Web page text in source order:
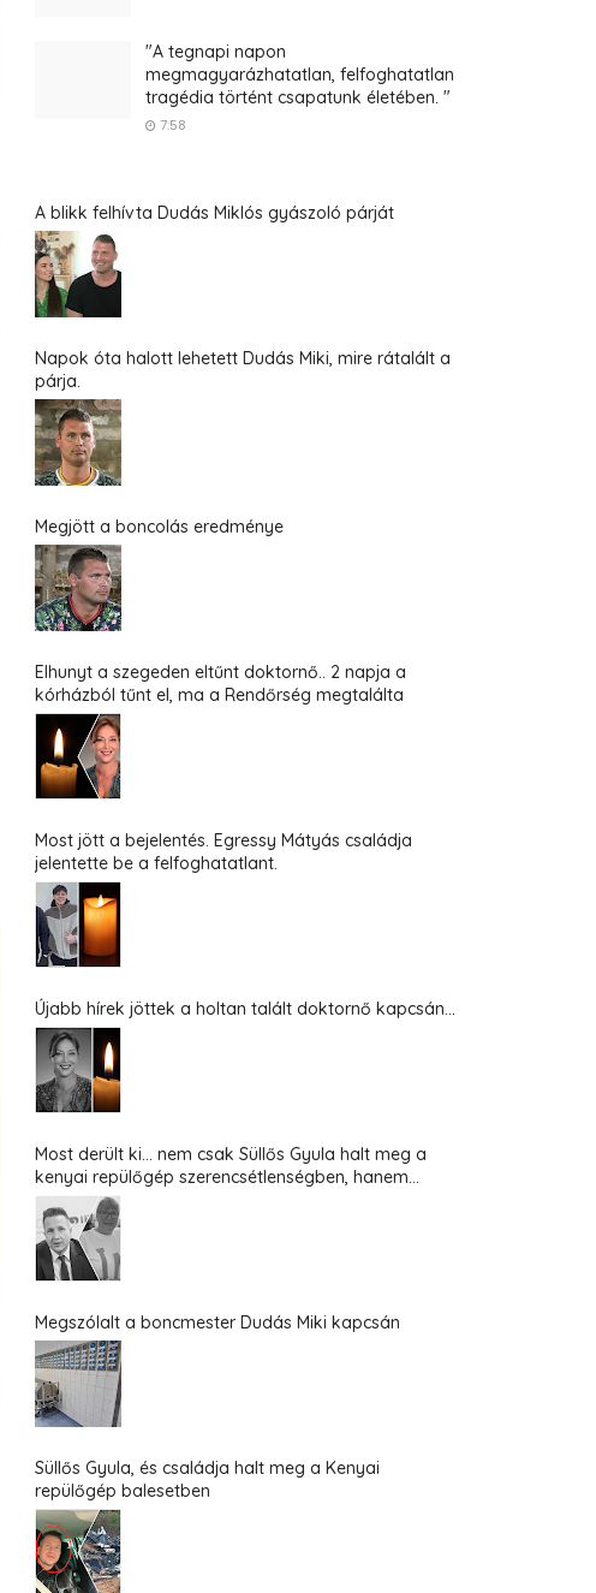
"A tegnapi napon
megmagyarázhatatlan, felfoghatatlan
tragédia történt csapatunk életében. "
7:58
A blikk felhívta Dudás Miklós gyászoló párját
Napok óta halott lehetett Dudás Miki, mire rátalált a
párja.
Megjött a boncolás eredménye
Elhunyt a szegeden eltűnt doktornő.. 2 napja a
kórházból tűnt el, ma a Rendőrség megtalálta
Most jött a bejelentés. Egressy Mátyás családja
jelentette be a felfoghatatlant.
Újabb hírek jöttek a holtan talált doktornő kapcsán...
Most derült ki... nem csak Süllős Gyula halt meg a
kenyai repülőgép szerencsétlenségben, hanem...
Megszólalt a boncmester Dudás Miki kapcsán
Süllős Gyula, és családja halt meg a Kenyai
repülőgép balesetben